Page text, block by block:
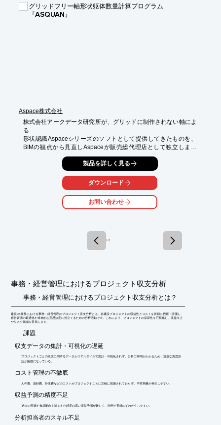
グリッドフリー軸形状躯体数量計算プログラム
『ASQUAN』
Aspace株式会社
株式会社アークデータ研究所が、グリッドに制作されない軸によ
る
形状認識Aspaceシリーズのソフトとして提供してきたものを、
BIMの観点から見直しAspaceが販売総代理店として独立しまし
『ASQUAN』は、グリッドフリー軸形状として入力されたモデル
積算を行うソフトウェアです。
グリッドフリー軸形状なのでどのような配置形状にも対応し、素
構造形式は、RC造、WRC造、S造、SRC造に対応し、コンクリ
本数・型枠面積・鉄筋及び鉄骨重量と鉄筋の圧接数量を計算しま
■建築数量積算基準に準拠し、正確な集計表・数量計算書を出力
■共通の入力プログラム「ASIN」を使用
■簡単操作
■きめ細やかで正確な入力が短時間で可能
※詳しくはPDF資料をご覧いただくか、お気軽にお問い合わせ下
製品を詳しく見る
ダウンロード
お問い合わせ
1 / 1
事務・経営管理におけるプロジェクト収支分析
事務・経営管理におけるプロジェクト収支分析とは？
建設DX業界における事務・経営管理のプロジェクト収支分析とは、各建設プロジェクトの収益性とコストを詳細に把握・評価し、
経営資源の最適化や将来的な意思決定に役立てるための分析活動です。これにより、プロジェクトの採算性を可視化し、収益向上
やリスク低減を目指します。
​課題
収支データの集計・可視化の遅延
プロジェクトごとの収支に関するデータがリアルタイムで集計・可視化されず、分析に時間がかかるため、迅速な意思決
定が困難になっている。
コスト管理の不徹底
人件費、資材費、外注費などのコストがプロジェクトごとに正確に把握されておらず、予実乖離が発生しやすい。
収益予測の精度不足
過去の実績や市場動向を踏まえた精度の高い収益予測が難しく、計画と実績のずれが生じやすい。
分析担当者のスキル不足